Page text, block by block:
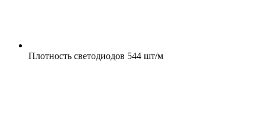
Плотность светодиодов 544 шт/м